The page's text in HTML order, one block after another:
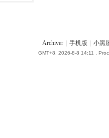
Archiver 手机版 小黑
GMT+8, 2026-8-8 14:11 ,